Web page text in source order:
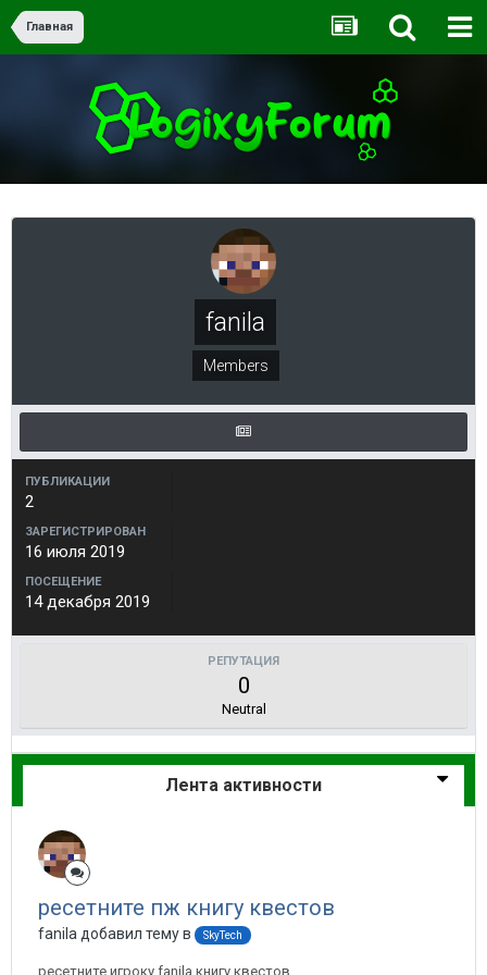
Главная
fanila
Members
ПУБЛИКАЦИИ
2
ЗАРЕГИСТРИРОВАН
16 июля 2019
ПОСЕЩЕНИЕ
14 декабря 2019
РЕПУТАЦИЯ
0
Neutral
Лента активности
ресетните пж книгу квестов
fanila добавил тему в SkyTech
ресетните игроку fanila книгу квестов